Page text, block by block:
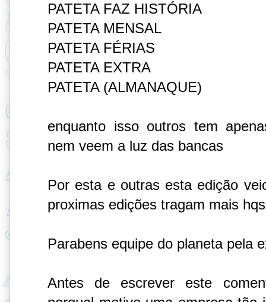
PATETA FAZ HISTÓRIA
PATETA MENSAL
PATETA FÉRIAS
PATETA EXTRA
PATETA (ALMANAQUE)
enquanto isso outros tem
nem veem a luz das bancas
Por esta e outras esta edição
proximas edições tragam mais
Parabens equipe do planeta pela
Antes de escrever este